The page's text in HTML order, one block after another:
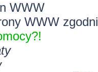
WWW
WWW